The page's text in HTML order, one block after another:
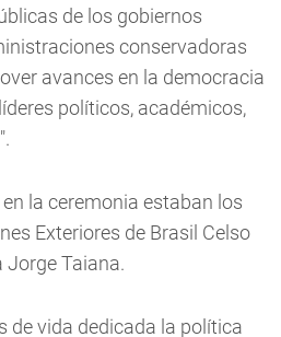
de los gobiernos
conservadoras
avances en la democracia
políticos, académicos,
la ceremonia estaban los
Exteriores de Brasil Celso
Jorge Taiana.
de vida dedicada la política